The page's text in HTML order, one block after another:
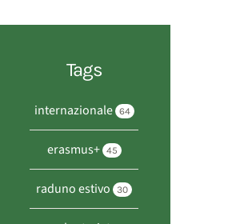
Tags
internazionale 64
erasmus+ 45
raduno estivo 30